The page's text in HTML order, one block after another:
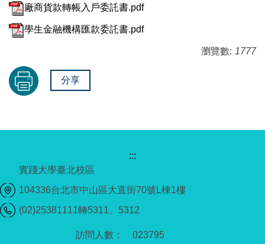
廠商貨款轉帳入戶委託書.pdf
學生金融機構匯款委託書.pdf
瀏覽數: 1777
分享
023795
:::
實踐大學臺北校區
104336台北市中山區大直街70號L棟1樓
(02)25381111轉5311、5312